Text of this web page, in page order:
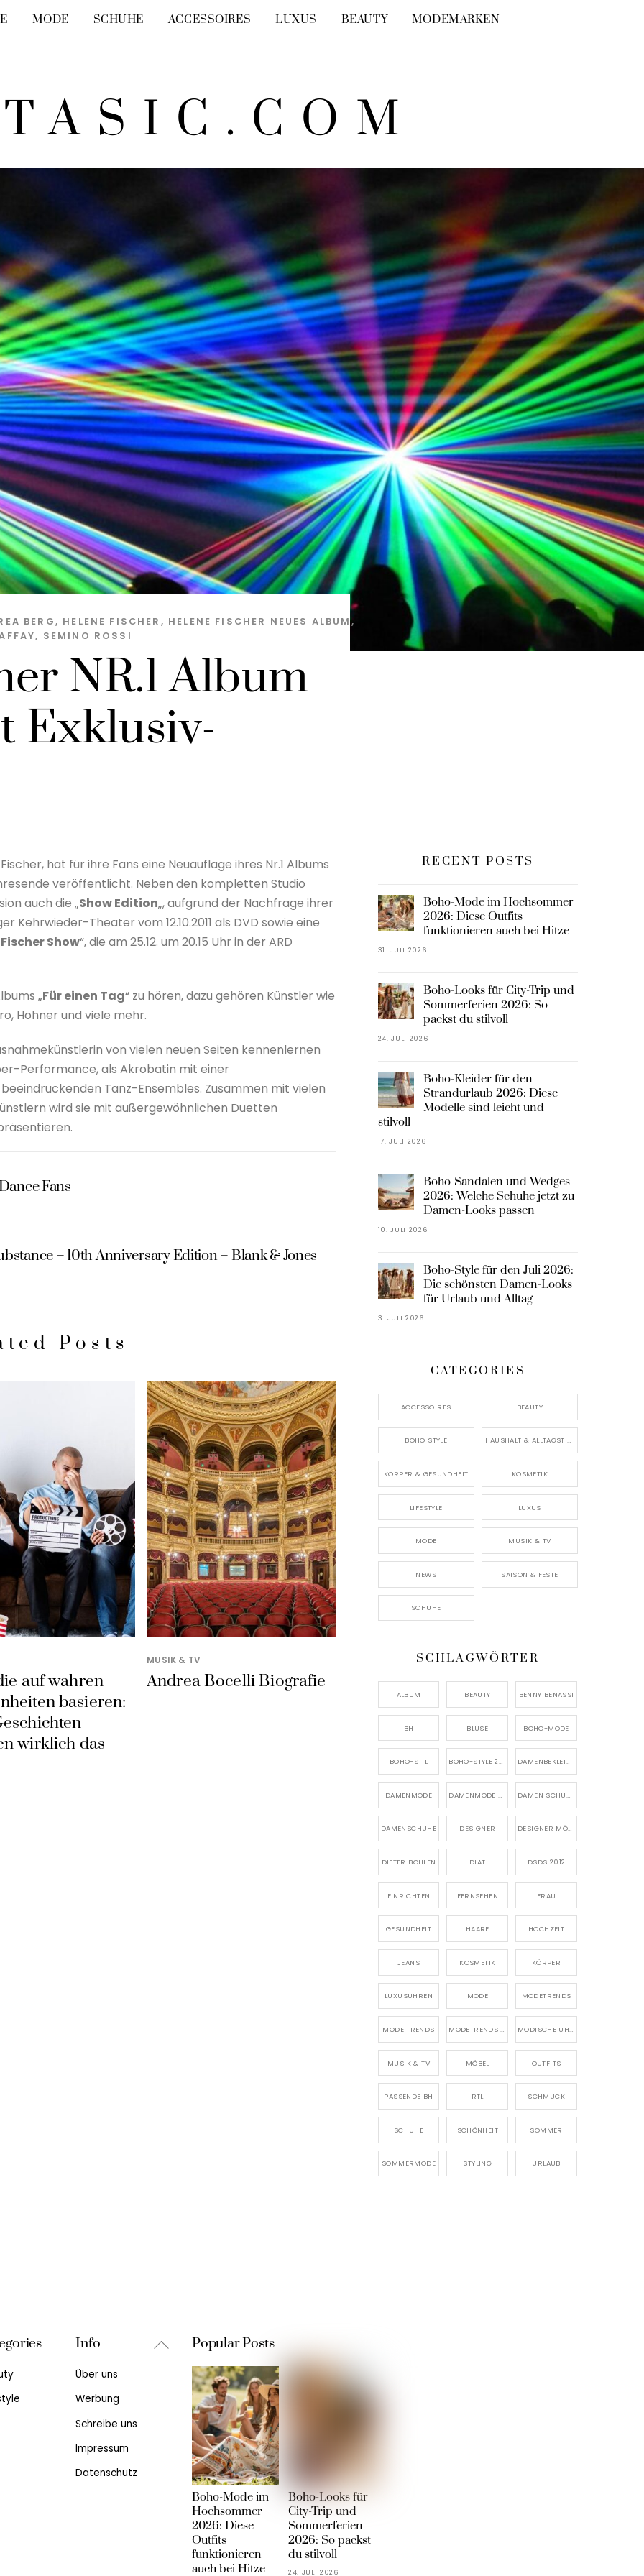
MODE SCHUHE ACCESSOIRES LUXUS BEAUTY MODEMARKEN
NR.1 Album
Exklusiv-
BERG, HELENE FISCHER , HELENE FISCHER NEUES ALBUM,
, SEMINO ROSSI
hat für ihre Fans eine Neuauflage ihres Nr.1 Albums
veröffentlicht. Neben den kompletten Studio
auch die „Show Edition„, aufgrund der Nachfrage ihrer
Kehrwieder-Theater vom 12.10.2011 als DVD sowie eine
Show“, die am 25.12. um 20.15 Uhr in der ARD
„Für einen Tag“ zu hören, dazu gehören Künstler wie
Höhner und viele mehr.
von vielen neuen Seiten kennenlernen
Performance, als Akrobatin mit einer
Tanz-Ensembles. Zusammen mit vielen
wird sie mit außergewöhnlichen Duetten
Fans
– 10th Anniversary Edition – Blank & Jones
Posts
auf wahren
basieren:
wirklich das
MUSIK & TV
Andrea Bocelli Biografie
RECENT POSTS
Boho-Mode im Hochsommer
2026: Diese Outfits
funktionieren auch bei Hitze
31. JULI 2026
Boho-Looks für City-Trip und
Sommerferien 2026: So
packst du stilvoll
24. JULI 2026
Boho-Kleider für den
Strandurlaub 2026: Diese
Modelle sind leicht und
stilvoll
17. JULI 2026
Boho-Sandalen und Wedges
2026: Welche Schuhe jetzt zu
Damen-Looks passen
10. JULI 2026
Boho-Style für den Juli 2026:
Die schönsten Damen-Looks
für Urlaub und Alltag
3. JULI 2026
CATEGORIES
ACCESSOIRES BEAUTY
BOHO STYLE HAUSHALT & ALLTAGSTIPPS
KÖRPER & GESUNDHEIT KOSMETIK
LIFESTYLE LUXUS
MODE MUSIK & TV
NEWS SAISON & FESTE
SCHUHE
SCHLAGWÖRTER
ALBUM BEAUTY BENNY BENASSI
BH BLUSE BOHO-MODE
BOHO-STIL BOHO-STYLE 2026 DAMENBEKLEIDUNG
DAMENMODE DAMENMODE 2026 DAMEN SCHUHE
DAMENSCHUHE DESIGNER DESIGNER MÖBEL
DIETER BOHLEN DIÄT DSDS 2012
EINRICHTEN FERNSEHEN FRAU
GESUNDHEIT HAARE HOCHZEIT
JEANS KOSMETIK KÖRPER
LUXUSUHREN MODE MODETRENDS
MODE TRENDS MODETRENDS 2026 MODISCHE UHREN
MUSIK & TV MÖBEL OUTFITS
PASSENDE BH RTL SCHMUCK
SCHUHE SCHÖNHEIT SOMMER
SOMMERMODE STYLING URLAUB
Back
Info
Über uns
Werbung
Schreibe uns
Impressum
Datenschutz
Popular Posts
Boho-Mode im
Hochsommer
2026: Diese
Outfits
funktionieren
auch bei Hitze
Boho-Looks für
City-Trip und
Sommerferien
2026: So packst
du stilvoll
24. JULI 2026